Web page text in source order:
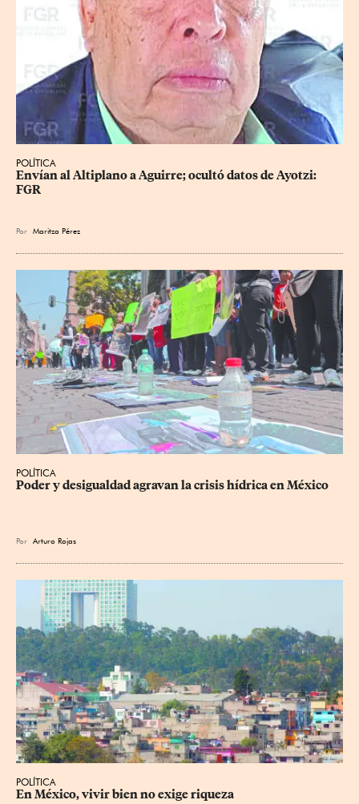
POLÍTICA
Envían al Altiplano a Aguirre; ocultó datos de Ayotzi:
FGR
Por Maritza Pérez
POLÍTICA
Poder y desigualdad agravan la crisis hídrica en México
Por Arturo Rojas
POLÍTICA
En México, vivir bien no exige riqueza